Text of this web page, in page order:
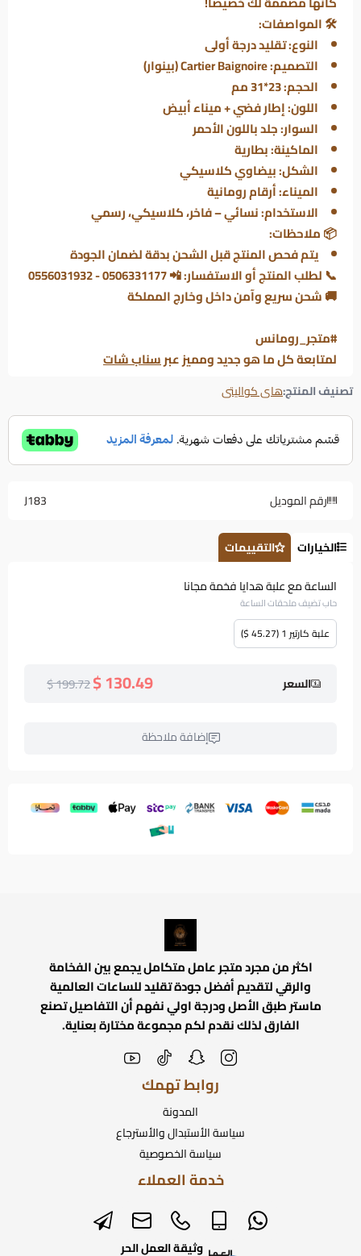
🛠️المواصفات:
النوع: تقليد درجة أولى
التصميم: Cartier Baignoire (بينوار)
الحجم: 23*31 مم
اللون: إطار فضي + ميناء أبيض
السوار: جلد باللون الأحمر
الماكينة: بطارية
الشكل: بيضاوي كلاسيكي
الميناء: أرقام رومانية
الاستخدام: نسائي – فاخر، كلاسيكي، رسمي
📦 ملاحظات:
يتم فحص المنتج قبل الشحن بدقة لضمان الجودة
📞 لطلب المنتج أو الاستفسار: 📲 0506331177 - 0556031932
🚚 شحن سريع وآمن داخل وخارج المملكة
#متجر_رومانس
لمتابعة كل ما هو جديد ومميز عبرسناب شات
تصنيف المنتج:هاى كواليتى
رقم الموديل J183
الخيارات
التقييمات
الساعة مع علبة هدايا فخمة مجانا
حاب تضيف ملحقات الساعة
علبة كارتير 1 (45.27 $)
السعر 130.49 $
199.72 $
إضافة ملاحظة
اكثر من مجرد متجر عامل متكامل يجمع بين الفخامة
والرقي لتقديم أفضل جودة تقليد للساعات العالمية
ماستر طبق الأصل ودرجة اولي نفهم أن التفاصيل تصنع
الفارق لذلك نقدم لكم مجموعة مختارة بعناية.
روابط تهمك
المدونة
سياسة الأستبدال والأسترجاع
سياسة الخصوصية
خدمة العملاء
وثيقة العمل الحر